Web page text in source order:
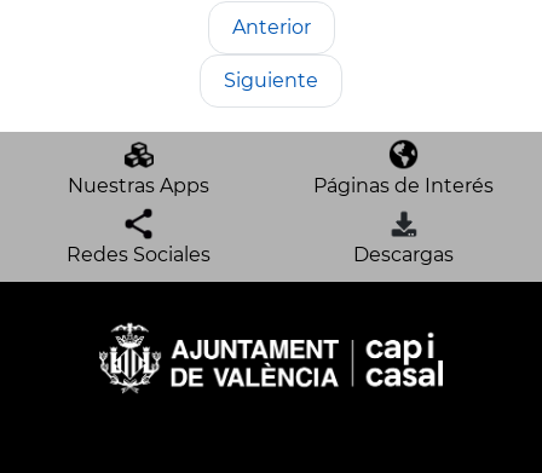
Anterior
Siguiente
Nuestras Apps Páginas de Interés
Redes Sociales Descargas